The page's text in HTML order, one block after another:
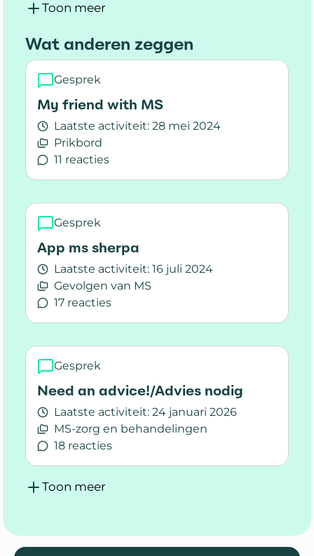
Toon meer
Wat anderen zeggen
Gesprek
My friend with MS
Laatste activiteit: 28 mei 2024
Prikbord
11 reacties
Lees meer over My friend with MS
Gesprek
App ms sherpa
Laatste activiteit: 16 juli 2024
Gevolgen van MS
17 reacties
Lees meer over App ms sherpa
Gesprek
Need an advice!/Advies nodig
Laatste activiteit: 24 januari 2026
MS-zorg en behandelingen
18 reacties
Lees meer over Need an advice!/Advies nodig
Toon meer